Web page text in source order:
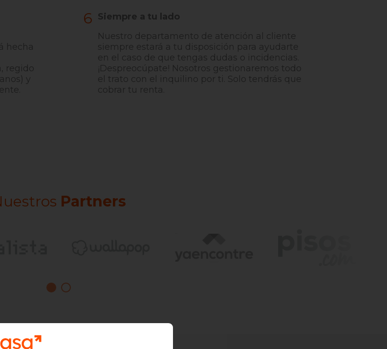
hecha
regido
y
6 Siempre a tu lado
Nuestro departamento de atención al cliente
siempre estará a tu disposición para ayudarte
en el caso de que tengas dudas o incidencias.
¡Despreocúpate! Nosotros gestionaremos todo
el trato con el inquilino por ti. Solo tendrás que
cobrar tu renta.
Partners